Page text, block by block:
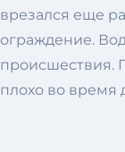
врезался еще
ограждение.
происшествия.
плохо во время